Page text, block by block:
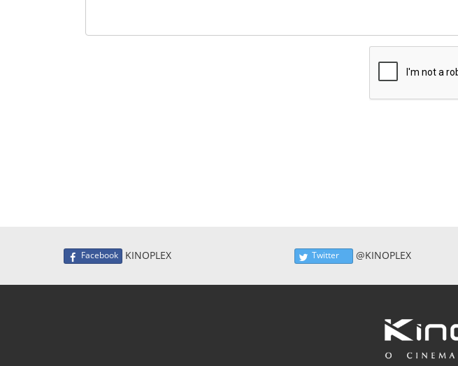
Facebook KINOPLEX Twitter @KINOPLEX